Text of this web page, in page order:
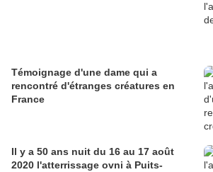
Témoignage d'une dame qui a
rencontré d'étranges créatures en
France
Il y a 50 ans nuit du 16 au 17 août
2020 l'atterrissage ovni à Puits-